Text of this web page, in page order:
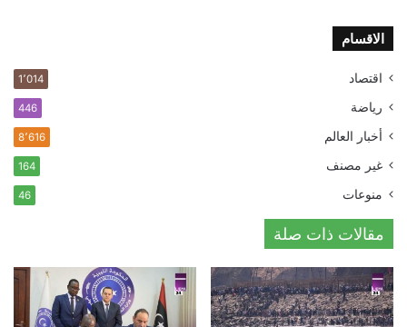
الاقسام
اقتصاد 1٬014
رياضة 446
أخبار العالم 8٬616
غير مصنف 164
منوعات 46
مقالات ذات صلة